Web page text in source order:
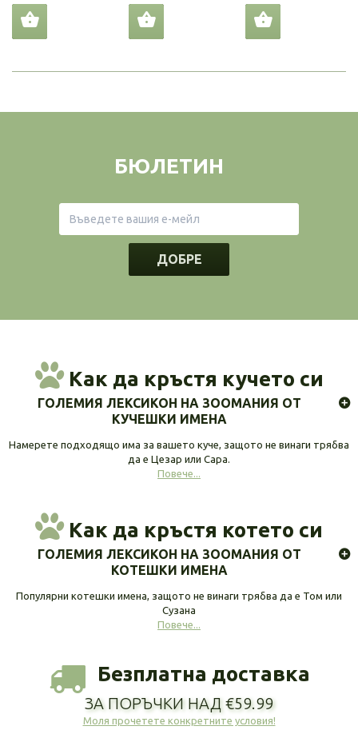
БЮЛЕТИН
ДОБРЕ
Как да кръстя кучето си
ГОЛЕМИЯ ЛЕКСИКОН НА ЗООМАНИЯ ОТ
КУЧЕШКИ ИМЕНА
Намерете подходящо има за вашето куче, защото не винаги трябва
да е Цезар или Сара.
Повече...
Как да кръстя котето си
ГОЛЕМИЯ ЛЕКСИКОН НА ЗООМАНИЯ ОТ
КОТЕШКИ ИМЕНА
Популярни котешки имена, защото не винаги трябва да е Том или
Сузана
Повече...
Безплатна доставка
ЗА ПОРЪЧКИ НАД €59.99
Моля прочетете конкретните условия!